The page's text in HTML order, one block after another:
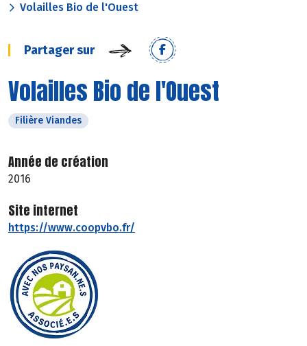
Volailles Bio de l'Ouest
Partager sur
Volailles Bio de l'Ouest
Filière Viandes
Année de création
2016
Site internet
https://www.coopvbo.fr/